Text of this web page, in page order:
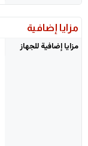
مزايا إضافية
مزايا إضافية للجهاز